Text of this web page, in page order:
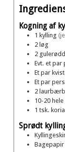
Kogning af
1 kylling
2 løg
2
Evt. et
Et par
Et par
2
10-20
1 tsk.
Sprødt
Bagepapir